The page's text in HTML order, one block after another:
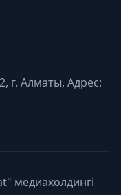
г. Алматы, Адрес:
медиахолдингі